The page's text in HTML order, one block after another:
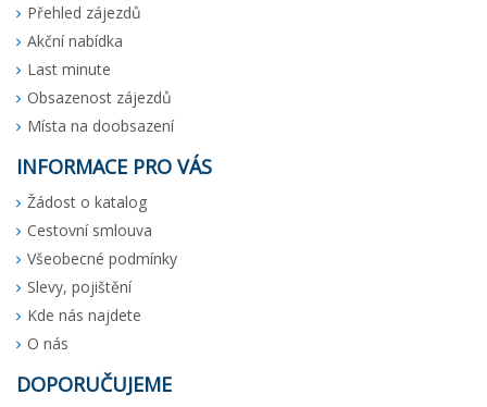
Přehled zájezdů
Akční nabídka
Last minute
Obsazenost zájezdů
Místa na doobsazení
INFORMACE PRO VÁS
Žádost o katalog
Cestovní smlouva
Všeobecné podmínky
Slevy, pojištění
Kde nás najdete
O nás
DOPORUČUJEME